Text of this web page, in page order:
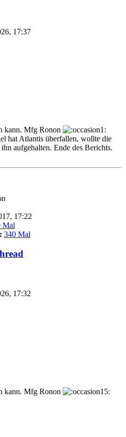
17:37
kann. Mfg Ronon
hat Atlantis überfallen, wollte die
aufgehalten. Ende des Berichts.
17:22
Mal
340 Mal
17:32
kann. Mfg Ronon